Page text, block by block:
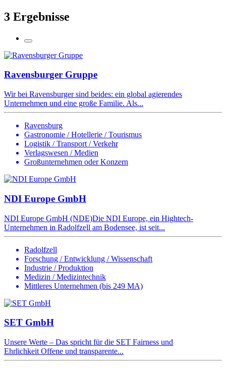
3 Ergebnisse
Ravensburger Gruppe
Wir bei Ravensburger sind beides: ein global agierendes
Unternehmen und eine große Familie. Als...
Ravensburg
Gastronomie / Hotellerie / Tourismus
Logistik / Transport / Verkehr
Verlagswesen / Medien
Großunternehmen oder Konzern
NDI Europe GmbH
NDI Europe GmbH (NDE)Die NDI Europe, ein Hightech-
Unternehmen in Radolfzell am Bodensee, ist seit...
Radolfzell
Forschung / Entwicklung / Wissenschaft
Industrie / Produktion
Medizin / Medizintechnik
Mittleres Unternehmen (bis 249 MA)
SET GmbH
Unsere Werte – Das spricht für die SET Fairness und
Ehrlichkeit Offene und transparente...